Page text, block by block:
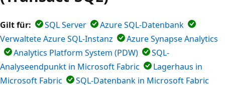
Gilt für: SQL Server
Azure SQL-Datenbank
Verwaltete Azure SQL-Instanz
Azure Synapse Analytics
Analytics Platform System (PDW)
SQL-
Analyseendpunkt in Microsoft Fabric
Lagerhaus in
Microsoft Fabric
SQL-Datenbank in Microsoft Fabric